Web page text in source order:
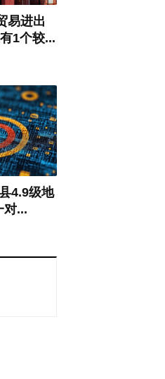
易进出
1个较...
4.9级地
对...